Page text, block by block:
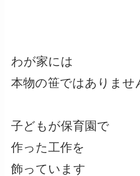
わが家には
本物の笹ではありませ
子どもが保育園で
作った工作を
飾っています